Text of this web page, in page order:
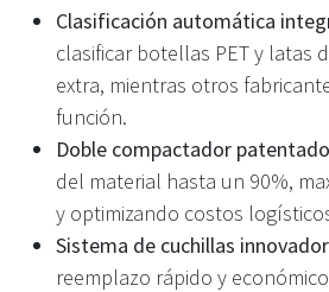
Clasificación automática
clasificar botellas PET y latas
extra, mientras otros
función.
Doble compactador patentado
del material hasta un 90%,
y optimizando costos
Sistema de cuchillas innovador
reemplazo rápido y